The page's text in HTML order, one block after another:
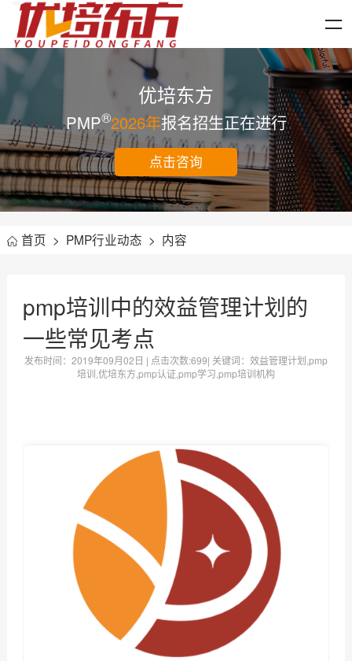
优培东方
PMP®2026年报名招生正在进行
点击咨询
首页 > PMP行业动态 > 内容
pmp培训中的效益管理计划的
一些常见考点
发布时间： 2019年09月02日 | 点击次数:699| 关键词：效益管理计划,pmp
培训,优培东方,pmp认证,pmp学习,pmp培训机构